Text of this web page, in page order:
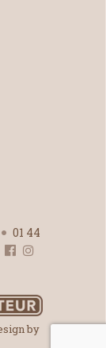
01 44
by